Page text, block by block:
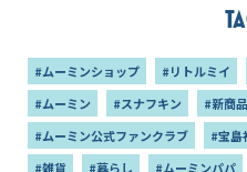
#ムーミンショップ #リトルミイ
#ムーミン
#スナフキン #新商品
#ムーミン公式ファンクラブ
#宝島
#雑貨
#暮らし #ムーミンパパ